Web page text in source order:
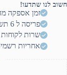
U-
PHORIA
UMC404
חשוב לנו שתדעו!
זמן אספקה מהיר עד
פריסה ל 6 תשלומים ללא ריבית (יותר? דברו איתנו)
שרות
אחריות